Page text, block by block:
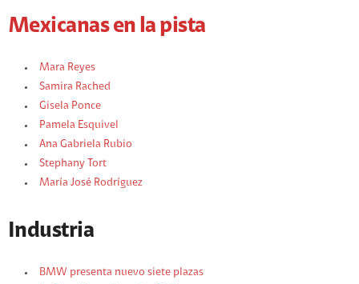
Mexicanas en la pista
Mara Reyes
Samira Rached
Gisela Ponce
Pamela Esquivel
Ana Gabriela Rubio
Stephany Tort
María José Rodríguez
Industria
BMW presenta nuevo siete plazas